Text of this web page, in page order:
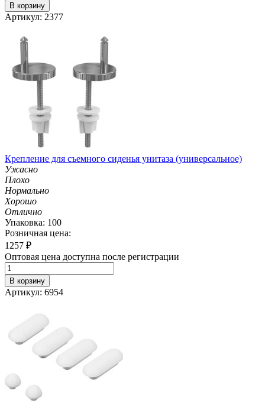
В корзину
Артикул: 2377
Крепление для съемного сиденья унитаза (универсальное)
Ужасно
Плохо
Нормально
Хорошо
Отлично
Упаковка: 100
Розничная цена:
1257 ₽
Оптовая цена доступна после регистрации
В корзину
Артикул: 6954